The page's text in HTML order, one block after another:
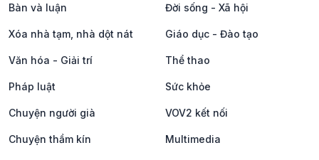
Bàn và luận Đời sống - Xã hội
Xóa nhà tạm, nhà dột nát Giáo dục - Đào tạo
Văn hóa - Giải trí Thể thao
Pháp luật Sức khỏe
Chuyện người già VOV2 kết nối
Chuyện thầm kín Multimedia